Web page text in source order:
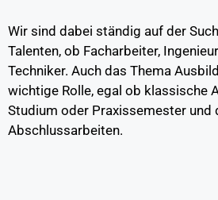
Wir sind dabei ständig auf der
Talenten, ob Facharbeiter,
Techniker. Auch das Thema
wichtige Rolle, egal ob klassische
Studium oder Praxissemester und
Abschlussarbeiten.